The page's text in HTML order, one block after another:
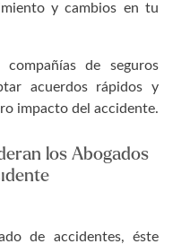
y cambios en tu
de seguros
acuerdos rápidos y
impacto del accidente.
los Abogados
de accidentes, éste